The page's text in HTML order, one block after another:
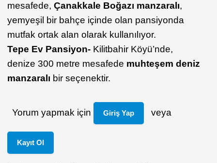
mesafede, Çanakkale Boğazı manzaralı,
yemyeşil bir bahçe içinde olan pansiyonda
mutfak ortak alan olarak kullanılıyor.
Tepe Ev Pansiyon- Kilitbahir Köyü’nde,
denize 300 metre mesafede muhteşem deniz
manzaralı bir seçenektir.
Yorum yapmak için Giriş Yap veya
Kayıt Ol